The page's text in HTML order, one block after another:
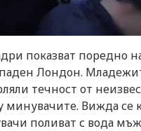
показват поредно
Лондон.
течност от
минувачите. Вижда се
поливат с вода